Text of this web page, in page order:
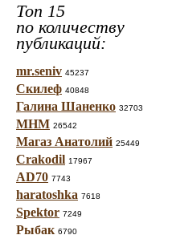
Топ 15
по количеству
публикаций:
mr.seniv 45237
Скилеф 40848
Галина Шаненко 32703
МНМ 26542
Магаз Анатолий 25449
Crakodil 17967
AD70 7743
haratoshka 7618
Spektor 7249
Рыбак 6790